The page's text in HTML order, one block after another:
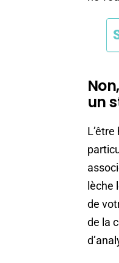
un
lèche
de
de la